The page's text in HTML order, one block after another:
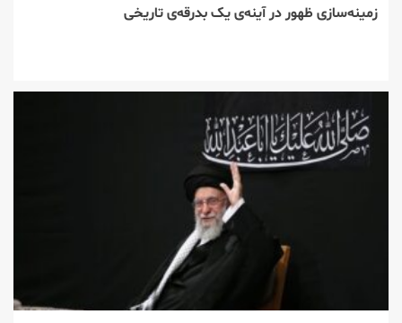
زمینه‌سازی ظهور در آینه‌ی یک بدرقه‌ی تاریخی